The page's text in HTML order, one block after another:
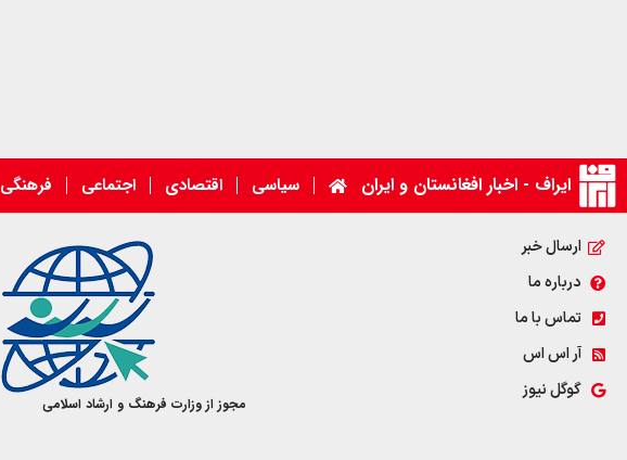
ایراف - اخبار افغانستان و ایران سیاسی اقتصادی اجتماعی فرهنگی
ارسال خبر
درباره ما
تماس با ما
آر اس اس
گوگل نیوز
مجوز از وزارت فرهنگ و ارشاد اسلامی